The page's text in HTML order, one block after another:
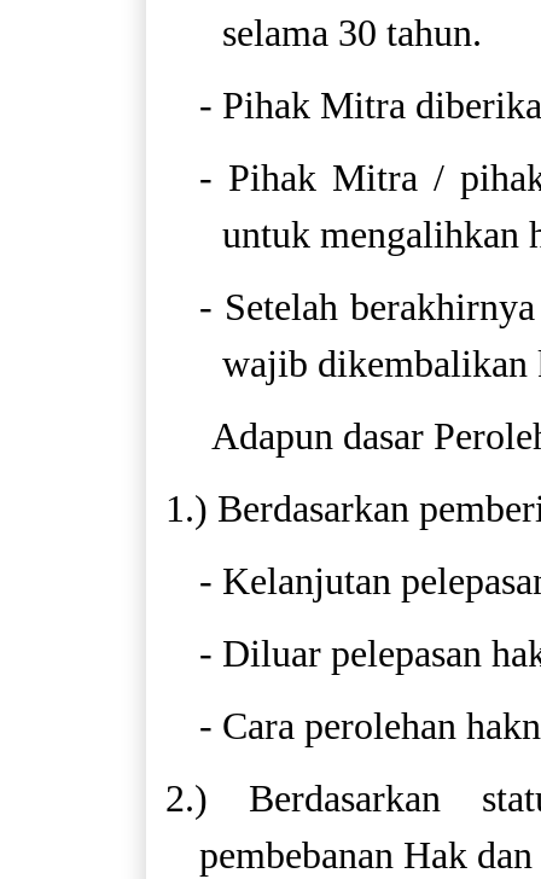
selama 30 tahun.
- Pihak Mitra
- Pihak Mitra /
untuk mengalihkan
- Setelah
wajib dikembalikan
Adapun dasar
1.) Berdasarkan
- Kelanjutan
- Diluar pelepasan
- Cara perolehan
2.) Berdasarkan
pembebanan Hak